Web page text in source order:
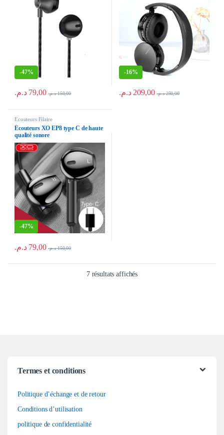
-47%
79,00 د.م. 150,00 د.م.
-16%
209,00 د.م. 250,00 د.م.
Ecouteurs Filaire
Écouteurs XO EP8 type C de haute
qualité sonore
-47%
79,00 د.م. 150,00 د.م.
7 résultats affichésTrié du plus récent au plus
Termes et conditions
Politique d’échange et de retour
Conditions d’utilisation
politique de confidentialité